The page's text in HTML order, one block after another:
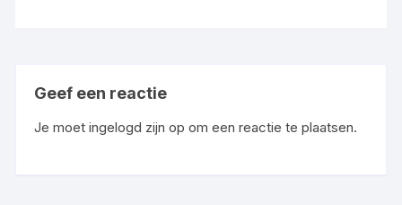
Geef een reactie
Je moetingelogd zijn op om een reactie te plaatsen.